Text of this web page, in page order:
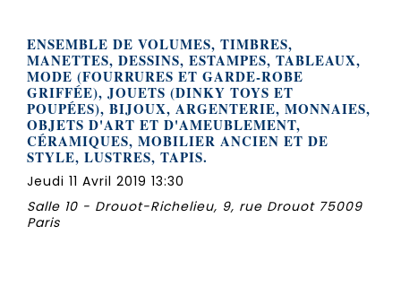
ENSEMBLE DE VOLUMES, TIMBRES,
MANETTES, DESSINS, ESTAMPES, TABLEAUX,
MODE (FOURRURES ET GARDE-ROBE
GRIFFÉE), JOUETS (DINKY TOYS ET
POUPÉES), BIJOUX, ARGENTERIE, MONNAIES,
OBJETS D'ART ET D'AMEUBLEMENT,
CÉRAMIQUES, MOBILIER ANCIEN ET DE
STYLE, LUSTRES, TAPIS.
Jeudi 11 Avril 2019 13:30
Salle 10 - Drouot-Richelieu, 9, rue Drouot 75009
Paris